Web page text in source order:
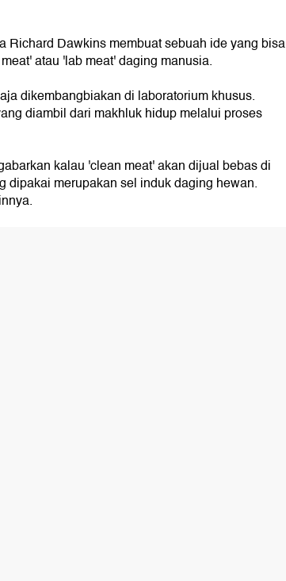
Richard Dawkins membuat sebuah ide yang bisa
atau 'lab meat' daging manusia.
dikembangbiakan di laboratorium khusus.
diambil dari makhluk hidup melalui proses
kalau 'clean meat' akan dijual bebas di
dipakai merupakan sel induk daging hewan.